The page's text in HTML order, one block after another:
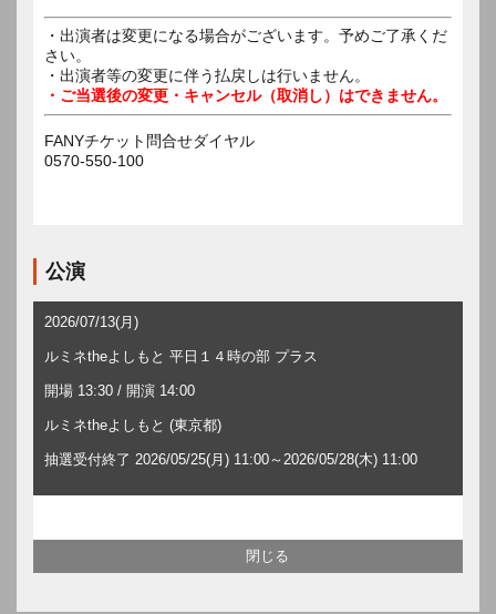
・出演者は変更になる場合がございます。予めご了承くだ
さい。
・出演者等の変更に伴う払戻しは行いません。
・ご当選後の変更・キャンセル（取消し）はできません。
FANYチケット問合せダイヤル
0570-550-100
公演
2026/07/13(月)
ルミネtheよしもと 平日１４時の部 プラス
開場 13:30 / 開演 14:00
ルミネtheよしもと (東京都)
抽選受付終了 2026/05/25(月) 11:00～2026/05/28(木) 11:00